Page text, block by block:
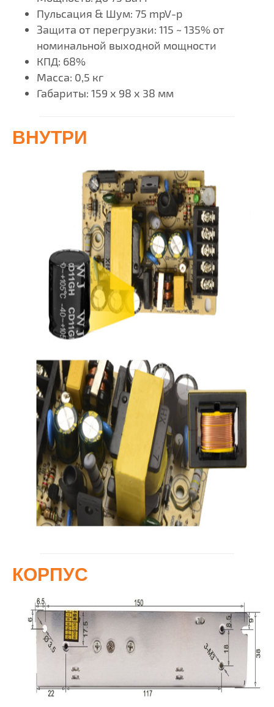
Пульсация & Шум: 75 mpV-p
Защита от перегрузки: 115 ~ 135% от
номинальной выходной мощности
КПД: 68%
Масса: 0,5 кг
Габариты: 159 х 98 х 38 мм
ВНУТРИ
КОРПУС